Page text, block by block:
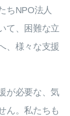
ちNPO法人
て、困難な立
、様々な支援
が必要な、気
ん。私たちも